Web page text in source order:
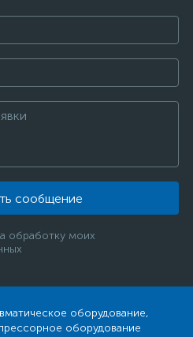
сообщение
обработку моих
оборудование,
оборудование